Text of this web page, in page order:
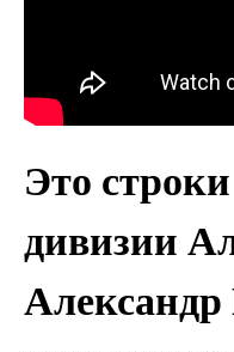
Это
дивизии